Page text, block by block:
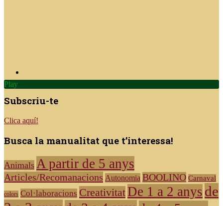
Play
Subscriu-te
Clica aquí!
Busca la manualitat que t’interessa!
Animals A partir de 5 anys
Articles/Recomanacions Autonomia BOOLINO Carnaval
colors Col·laboracions Creativitat De 1 a 2 anys de